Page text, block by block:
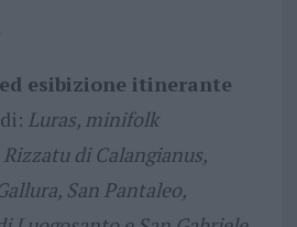
esibizione itinerante
Luras, minifolk
di Calangianus,
San Pantaleo,